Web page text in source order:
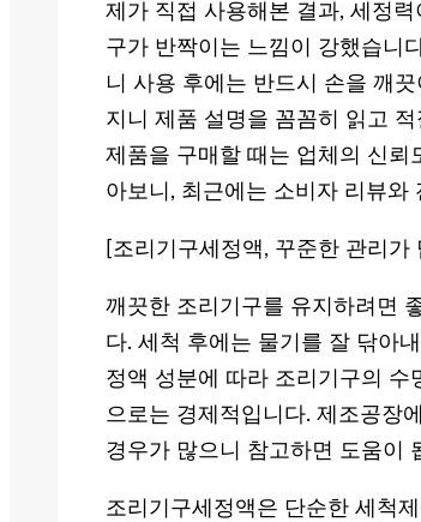
제가 직접 사용해본 결과, 세정
구가 반짝이는 느낌이 강했습니
니 사용 후에는 반드시 손을 깨
지니 제품 설명을 꼼꼼히 읽고
제품을 구매할 때는 업체의 신뢰
아보니, 최근에는 소비자 리뷰와
[조리기구세정액, 꾸준한 관리가
깨끗한 조리기구를 유지하려면
다. 세척 후에는 물기를 잘 닦아
정액 성분에 따라 조리기구의 수
으로는 경제적입니다. 제조공장
경우가 많으니 참고하면 도움이
조리기구세정액은 단순한 세척